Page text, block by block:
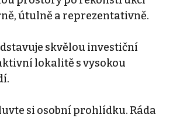
útulně a reprezentativně.
skvělou investiční
lokalitě s vysokou
si osobní prohlídku. Ráda